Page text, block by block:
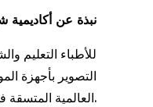
نبذة عن أكاديمية
التصوير بأجهزة
العالمية المتسقة في التصوير في نقاط الرعاية من خلال مسارات التعلم المُنظَّمة والتقييمات والشراكات.